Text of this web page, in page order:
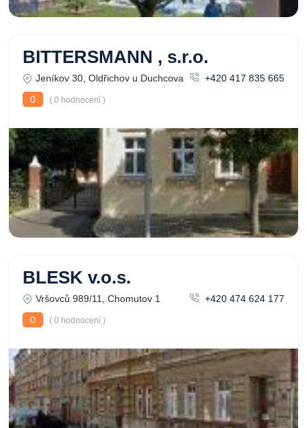
BITTERSMANN , s.r.o.
Jeníkov 30, Oldřichov u Duchcova
+420 417 835 665
0
( 0 hodnocení )
BLESK v.o.s.
Vršovců 989/11, Chomutov 1
+420 474 624 177
0
( 0 hodnocení )